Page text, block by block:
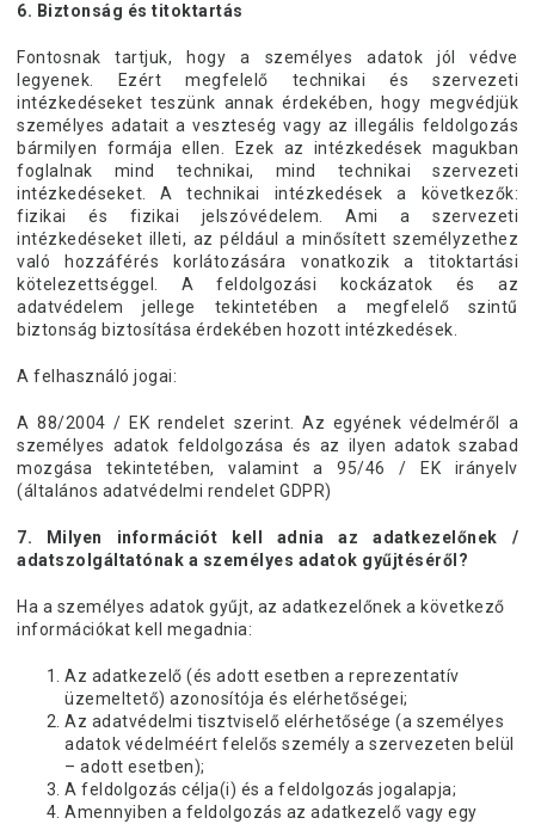
6. Biztonság és titoktartás
Fontosnak tartjuk, hogy a személyes adatok jól védve
legyenek. Ezért megfelelő technikai és szervezeti
intézkedéseket teszünk annak érdekében, hogy megvédjük
személyes adatait a veszteség vagy az illegális feldolgozás
bármilyen formája ellen. Ezek az intézkedések magukban
foglalnak mind technikai, mind technikai szervezeti
intézkedéseket. A technikai intézkedések a következők:
fizikai és fizikai jelszóvédelem. Ami a szervezeti
intézkedéseket illeti, az például a minősített személyzethez
való hozzáférés korlátozására vonatkozik a titoktartási
kötelezettséggel. A feldolgozási kockázatok és az
adatvédelem jellege tekintetében a megfelelő szintű
biztonság biztosítása érdekében hozott intézkedések.
A felhasználó jogai:
A 88/2004 / EK rendelet szerint. Az egyének védelméről a
személyes adatok feldolgozása és az ilyen adatok szabad
mozgása tekintetében, valamint a 95/46 / EK irányelv
(általános adatvédelmi rendelet GDPR)
7. Milyen információt kell adnia az adatkezelőnek /
adatszolgáltatónak a személyes adatok gyűjtéséről?
Ha a személyes adatok gyűjt, az adatkezelőnek a következő
információkat kell megadnia:
Az adatkezelő (és adott esetben a reprezentatív
üzemeltető) azonosítója és elérhetőségei;
Az adatvédelmi tisztviselő elérhetősége (a személyes
adatok védelméért felelős személy a szervezeten belül
– adott esetben);
A feldolgozás célja(i) és a feldolgozás jogalapja;
Amennyiben a feldolgozás az adatkezelő vagy egy